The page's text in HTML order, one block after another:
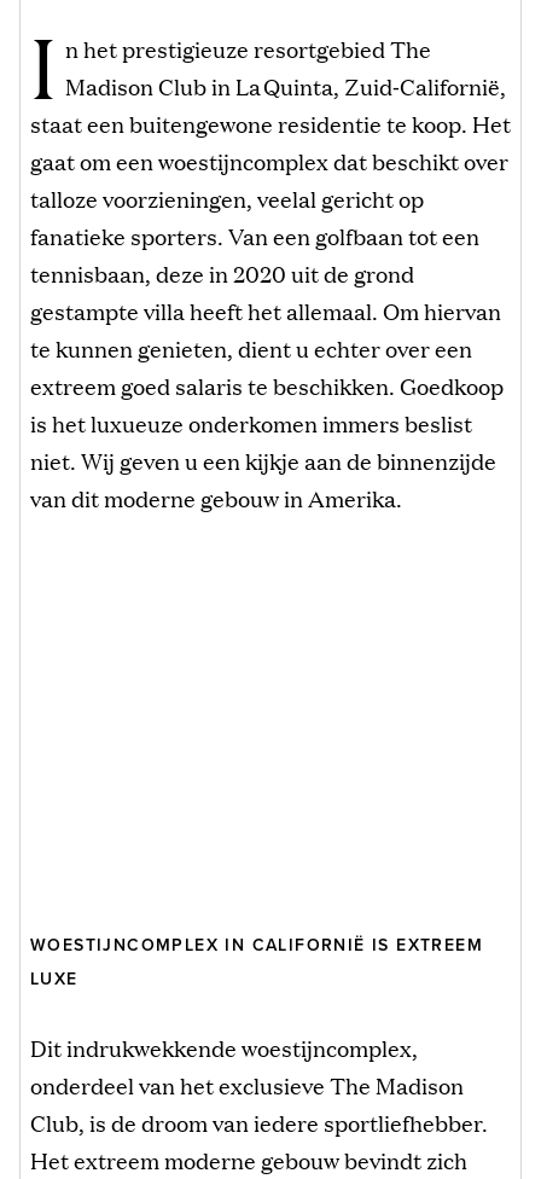
I n het prestigieuze resortgebied The
Madison Club in La Quinta, Zuid‑Californië,
staat een buitengewone residentie te koop. Het
gaat om een woestijncomplex dat beschikt over
talloze voorzieningen, veelal gericht op
fanatieke sporters. Van een golfbaan tot een
tennisbaan, deze in 2020 uit de grond
gestampte villa heeft het allemaal. Om hiervan
te kunnen genieten, dient u echter over een
extreem goed salaris te beschikken. Goedkoop
is het luxueuze onderkomen immers beslist
niet. Wij geven u een kijkje aan de binnenzijde
van dit moderne gebouw in Amerika.
WOESTIJNCOMPLEX IN CALIFORNIË IS EXTREEM
LUXE
Dit indrukwekkende woestijncomplex,
onderdeel van het exclusieve The Madison
Club, is de droom van iedere sportliefhebber.
Het extreem moderne gebouw bevindt zich